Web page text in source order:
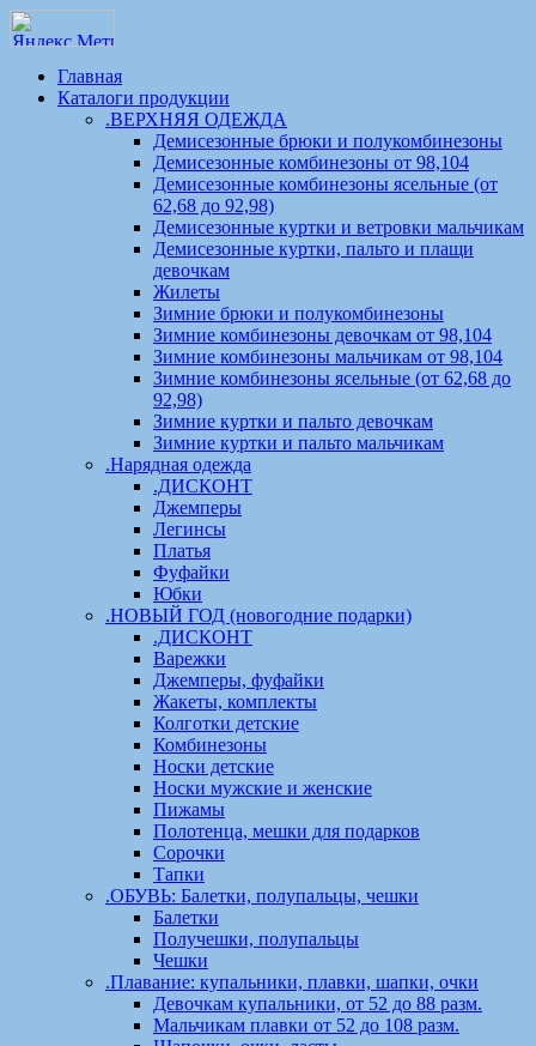
Главная
Каталоги продукции
.ВЕРХНЯЯ ОДЕЖДА
Демисезонные брюки и полукомбинезоны
Демисезонные комбинезоны от 98,104
Демисезонные комбинезоны ясельные (от
62,68 до 92,98)
Демисезонные куртки и ветровки мальчикам
Демисезонные куртки, пальто и плащи
девочкам
Жилеты
Зимние брюки и полукомбинезоны
Зимние комбинезоны девочкам от 98,104
Зимние комбинезоны мальчикам от 98,104
Зимние комбинезоны ясельные (от 62,68 до
92,98)
Зимние куртки и пальто девочкам
Зимние куртки и пальто мальчикам
.Нарядная одежда
.ДИСКОНТ
Джемперы
Легинсы
Платья
Фуфайки
Юбки
.НОВЫЙ ГОД (новогодние подарки)
.ДИСКОНТ
Варежки
Джемперы, фуфайки
Жакеты, комплекты
Колготки детские
Комбинезоны
Носки детские
Носки мужские и женские
Пижамы
Полотенца, мешки для подарков
Сорочки
Тапки
.ОБУВЬ: Балетки, полупальцы, чешки
Балетки
Получешки, полупальцы
Чешки
.Плавание: купальники, плавки, шапки, очки
Девочкам купальники, от 52 до 88 разм.
Мальчикам плавки от 52 до 108 разм.